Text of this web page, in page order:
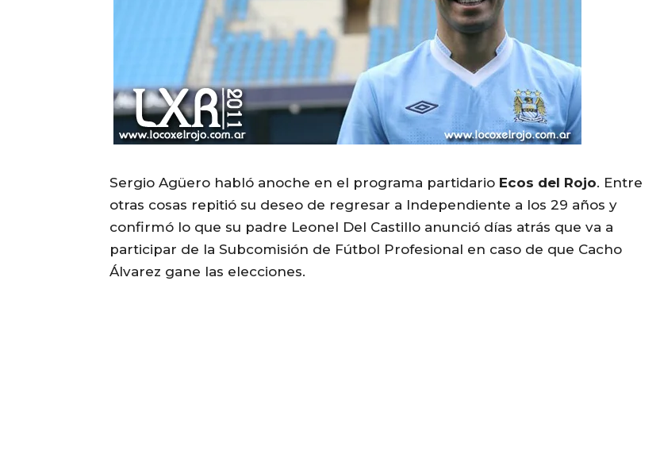
Sergio Agüero habló anoche en el programa partidario Ecos del Rojo. Entre
otras cosas repitió su deseo de regresar a Independiente a los 29 años y
confirmó lo que su padre Leonel Del Castillo anunció días atrás que va a
participar de la Subcomisión de Fútbol Profesional en caso de que Cacho
Álvarez gane las elecciones.